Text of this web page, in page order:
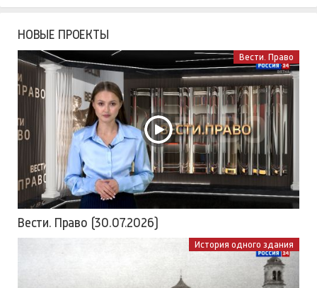
НОВЫЕ ПРОЕКТЫ
Вести. Право
Вести. Право (30.07.2026)
История одного здания